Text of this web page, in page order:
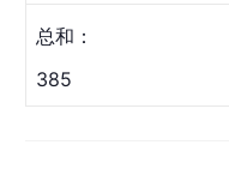
总和：
385